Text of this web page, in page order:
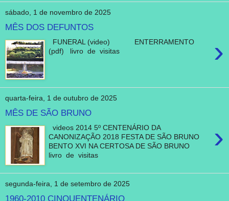
sábado, 1 de novembro de 2025
MÊS DOS DEFUNTOS
›
FUNERAL (video) ENTERRAMENTO
(pdf) livro de visitas
quarta-feira, 1 de outubro de 2025
MÊS DE SÃO BRUNO
›
videos 2014 5º CENTENÁRIO DA
CANONIZAÇÃO 2018 FESTA DE SÃO BRUNO
BENTO XVI NA CERTOSA DE SÃO BRUNO
livro de visitas
segunda-feira, 1 de setembro de 2025
1960-2010 CINQUENTENÁRIO